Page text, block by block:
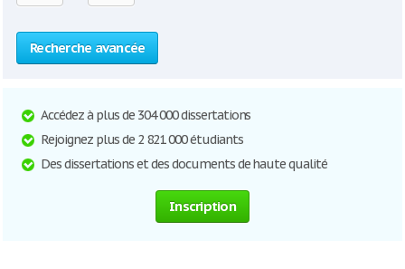
Recherche avancée
Accédez à plus de 304 000 dissertations
Rejoignez plus de 2 821 000 étudiants
Des dissertations et des documents de haute qualité
Inscription